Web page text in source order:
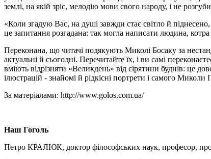
землі, на якій зріс, мелодію мови свого народу, і не
«Коли згадую Вас, на душі завжди стає світло й
це запитання розгадана: так могла написати людина,
Переконана, що читачі подякують Миколі Босаку за
актуальні й сьогодні. Перечитайте їх, і ви самі
вміють відрізняти «Великдень» від сірятини буднів: це
ілюстрацій - знайомі й рідкісні портрети і самого
За матеріалами: http://www.golos.com.ua/
Наш Гоголь
Петро КРАЛЮК, доктор філософських наук, професор,